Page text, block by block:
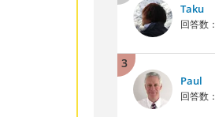
Taku
回答数：
3
Paul
回答数：